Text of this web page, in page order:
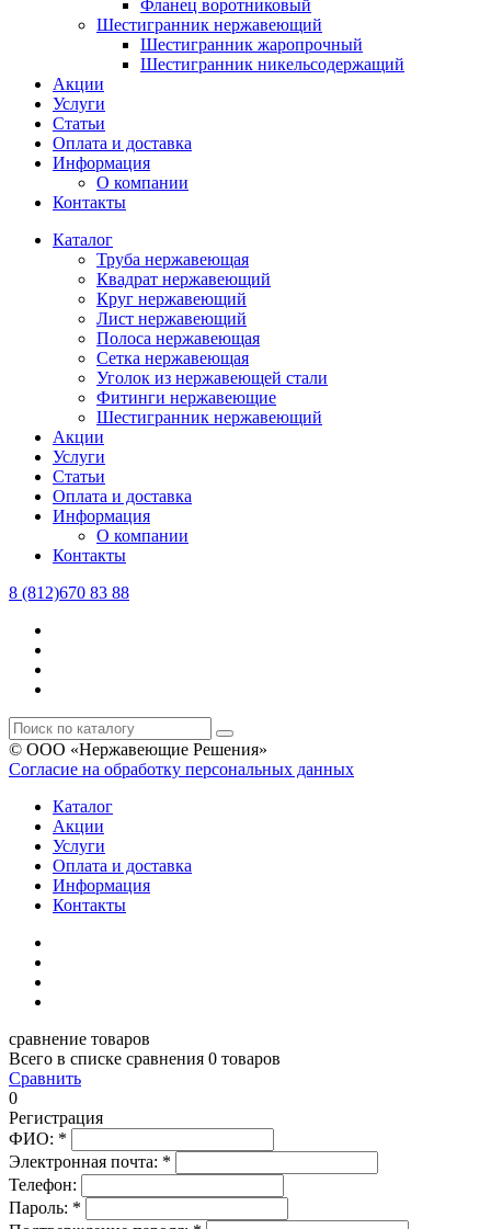
Фланец воротниковый
Шестигранник нержавеющий
Шестигранник жаропрочный
Шестигранник никельсодержащий
Акции
Услуги
Статьи
Оплата и доставка
Информация
О компании
Контакты
Каталог
Труба нержавеющая
Квадрат нержавеющий
Круг нержавеющий
Лист нержавеющий
Полоса нержавеющая
Сетка нержавеющая
Уголок из нержавеющей стали
Фитинги нержавеющие
Шестигранник нержавеющий
Акции
Услуги
Статьи
Оплата и доставка
Информация
О компании
Контакты
8 (812)670 83 88
© ООО «Нержавеющие Решения»
Согласие на обработку персональных данных
Каталог
Акции
Услуги
Оплата и доставка
Информация
Контакты
сравнение товаров
Всего в списке сравнения 0 товаров
Сравнить
0
Регистрация
ФИО: *
Электронная почта: *
Телефон:
Пароль: *